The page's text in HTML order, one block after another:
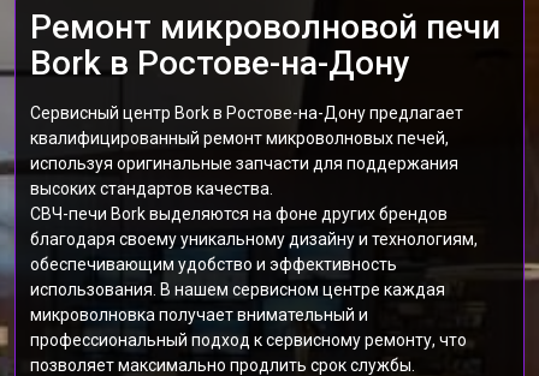
Ремонт микроволновой печи
Bork в Ростове-на-Дону
Сервисный центр Bork в Ростове-на-Дону предлагает
квалифицированный ремонт микроволновых печей,
используя оригинальные запчасти для поддержания
высоких стандартов качества.
СВЧ-печи Bork выделяются на фоне других брендов
благодаря своему уникальному дизайну и технологиям,
обеспечивающим удобство и эффективность
использования. В нашем сервисном центре каждая
микроволновка получает внимательный и
профессиональный подход к сервисному ремонту, что
позволяет максимально продлить срок службы.